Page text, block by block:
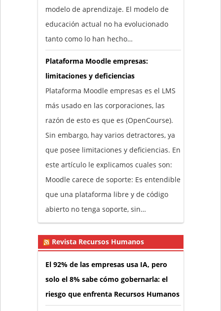
modelo de aprendizaje. El modelo de
educación actual no ha evolucionado
tanto como lo han hecho…
Plataforma Moodle empresas:
limitaciones y deficiencias
Plataforma Moodle empresas es el LMS
más usado en las corporaciones, las
razón de esto es que es (OpenCourse).
Sin embargo, hay varios detractores, ya
que posee limitaciones y deficiencias. En
este artículo le explicamos cuales son:
Moodle carece de soporte: Es entendible
que una plataforma libre y de código
abierto no tenga soporte, sin…
Revista Recursos Humanos
El 92% de las empresas usa IA, pero
solo el 8% sabe cómo gobernarla: el
riesgo que enfrenta Recursos Humanos